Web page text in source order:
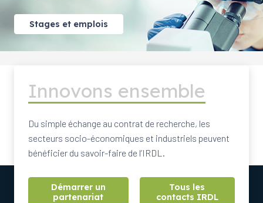
Stages et emplois
Innovons ensemble
Du simple échange au contrat de recherche, les
secteurs socio-économiques et industriels peuvent
bénéficier du savoir-faire de l’IRDL.
Démarrer un
partenariat
Tous les
contacts IRDL